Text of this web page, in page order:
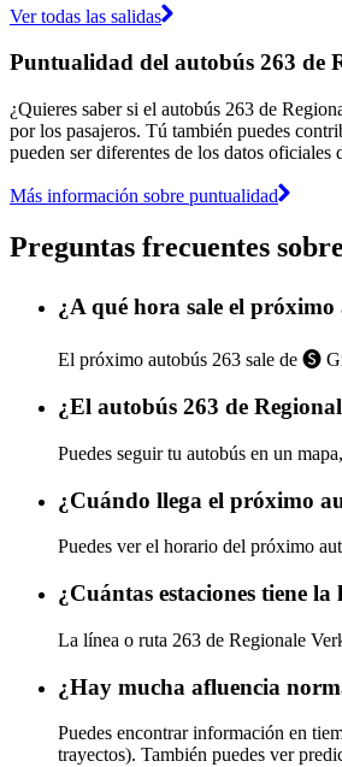
Ver todas las salidas
Puntualidad del autobús 263 de
¿Quieres saber si el autobús 263 de
por los pasajeros. Tú también puedes
pueden ser diferentes de los datos
Más información sobre puntualidad
Preguntas frecuentes
¿A qué hora sale el
El próximo autobús 263 sale de 🅢
¿El autobús 263 de
Puedes seguir tu autobús en un
¿Cuándo llega el próximo
Puedes ver el horario del próximo
¿Cuántas estaciones tiene
La línea o ruta 263 de Regionale
¿Hay mucha afluencia
Puedes encontrar información en
trayectos). También puedes ver